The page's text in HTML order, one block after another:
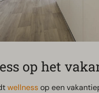
op het
wellnessop een